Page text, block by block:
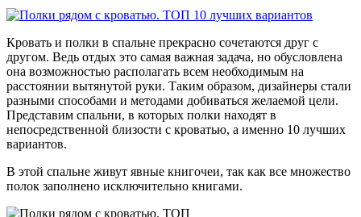
Кровать и полки в спальне прекрасно сочетаются друг с
другом. Ведь отдых это самая важная задача, но обусловлена
она возможностью располагать всем необходимым на
расстоянии вытянутой руки. Таким образом, дизайнеры стали
разными способами и методами добиваться желаемой цели.
Представим спальни, в которых полки находят в
непосредственной близости с кроватью, а именно 10 лучших
вариантов.
В этой спальне живут явные книгочеи, так как все множество
полок заполнено исключительно книгами.